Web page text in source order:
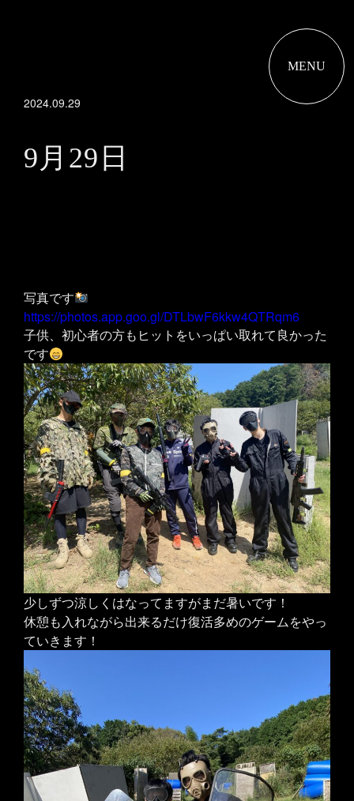
MENU
2024.09.29
9月29日
写真です
https://photos.app.goo.gl/DTLbwF6kkw4QTRqm6
子供、初心者の方もヒットをいっぱい取れて良かった
です
少しずつ涼しくはなってますがまだ暑いです！
休憩も入れながら出来るだけ復活多めのゲームをやっ
ていきます！